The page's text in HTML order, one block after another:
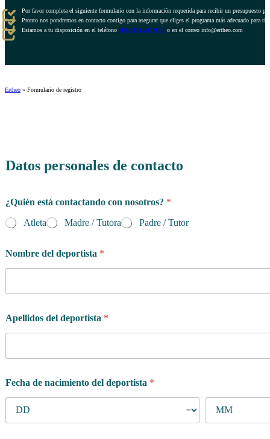
Por favor completa el siguiente formulario con la información requerida para recibir un presupuesto
Pronto nos pondremos en contacto contigo para asegurar que eliges el programa más adecuado para ti.
Estamos a tu disposición en el teléfono 0034 951 20 40 61 o en el correo info@ertheo.com
Ertheo » Formulario de registro
Datos personales de contacto
¿Quién está contactando con nosotros? *
Atleta
Madre / Tutora Padre / Tutor
Nombre del deportista *
Apellidos del deportista *
Fecha de nacimiento del deportista *